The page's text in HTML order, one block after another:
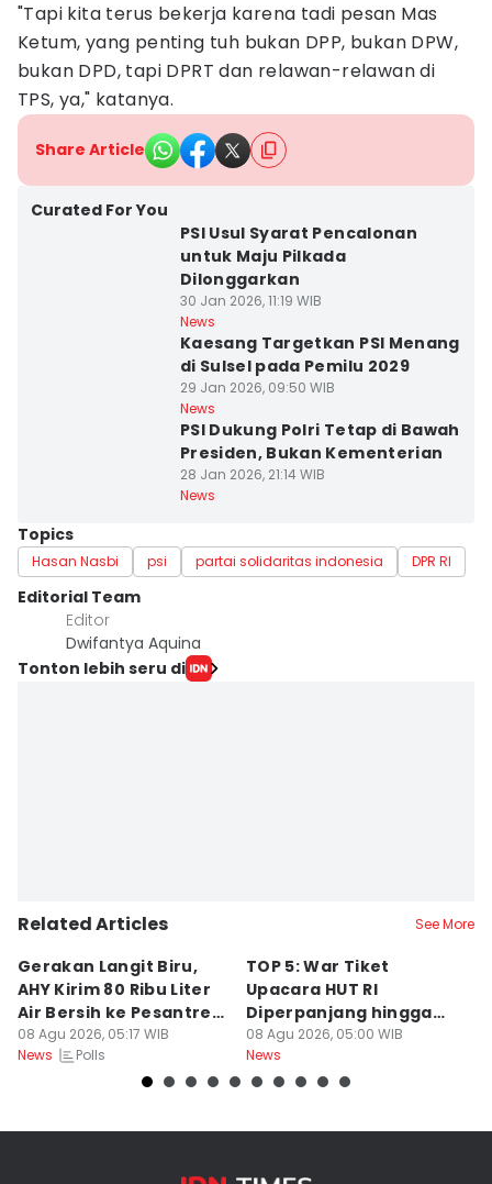
"Tapi kita terus bekerja karena tadi pesan Mas
Ketum, yang penting tuh bukan DPP, bukan DPW,
bukan DPD, tapi DPRT dan relawan-relawan di
TPS, ya," katanya.
Share Article
Curated For You
PSI Usul Syarat Pencalonan
untuk Maju Pilkada
Dilonggarkan
30 Jan 2026, 11:19 WIB
News
Kaesang Targetkan PSI Menang
di Sulsel pada Pemilu 2029
29 Jan 2026, 09:50 WIB
News
PSI Dukung Polri Tetap di Bawah
Presiden, Bukan Kementerian
28 Jan 2026, 21:14 WIB
News
Topics
Hasan Nasbi psi partai solidaritas indonesia DPR RI
Editorial Team
Editor
Dwifantya Aquina
Tonton lebih seru di
Related Articles See More
Gerakan Langit Biru,
AHY Kirim 80 Ribu Liter
Air Bersih ke Pesantren
Madura
08 Agu 2026, 05:17 WIB
News
Polls
TOP 5: War Tiket
Upacara HUT RI
Diperpanjang hingga
Prabowo Evaluasi Bahlil
08 Agu 2026, 05:00 WIB
News